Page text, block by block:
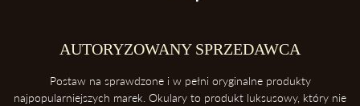
AUTORYZOWANY SPRZEDAWCA
Postaw na sprawdzone i w pełni oryginalne produkty
najpopularniejszych marek. Okulary to produkt luksusowy, który nie